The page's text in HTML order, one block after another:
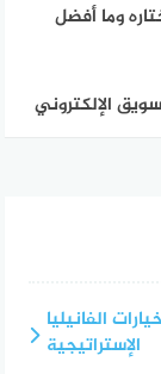
وما أفضل
الفانيليا
الإستراتيجية